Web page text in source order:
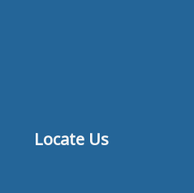
Locate Us